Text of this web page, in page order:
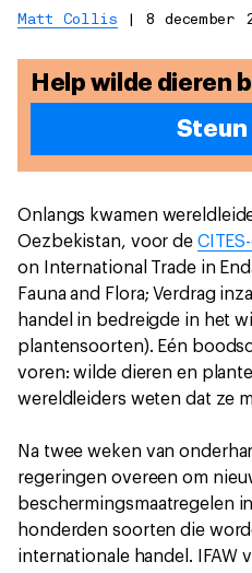
Matt Collis 8 december
Help wilde dieren
Steun
Onlangs kwamen
Oezbekistan, voor de
on International Trade in
Fauna and Flora; Verdrag
handel in bedreigde in het
plantensoorten). Eén
voren: wilde dieren en
wereldleiders weten dat ze
Na twee weken van
regeringen overeen om
beschermingsmaatregelen
honderden soorten die
internationale handel. IFAW